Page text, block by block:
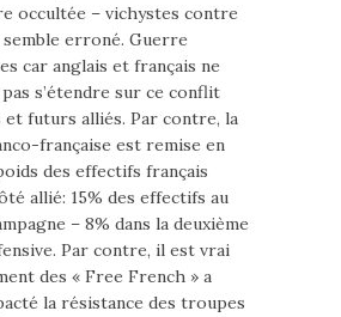
occultée – vichystes contre
erroné. Guerre
car anglais et français ne
s’étendre sur ce conflit
et futurs alliés. Par contre, la
française est remise en
des effectifs français
allié: 15% des effectifs au
– 8% dans la deuxième
Par contre, il est vrai
des « Free French » a
la résistance des troupes